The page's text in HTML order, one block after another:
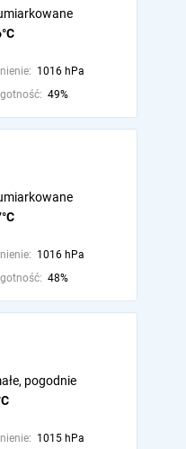
1016 hPa
49%
1016 hPa
48%
pogodnie
1015 hPa